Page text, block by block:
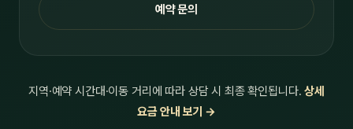
예약 문의
지역·예약 시간대·이동 거리에 따라 상담 시 최종 확인됩니다.상세
요금 안내 보기 →